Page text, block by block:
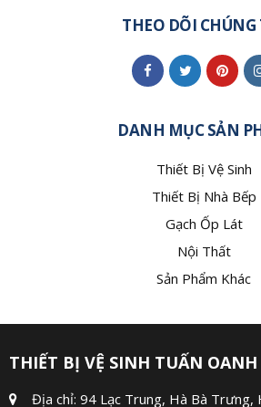
THEO DÕI CHÚNG
DANH MỤC SẢN
Thiết Bị Vệ Sinh
Thiết Bị Nhà Bếp
Gạch Ốp Lát
Nội Thất
Sản Phẩm Khác
THIẾT BỊ VỆ SINH TUẤN OANH
Địa chỉ: 94 Lạc Trung, Hà Bà Trưng,